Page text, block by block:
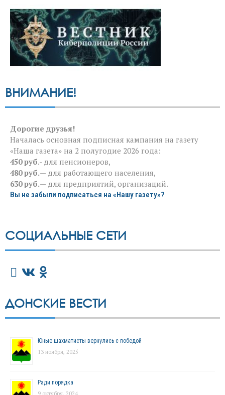
ВНИМАНИЕ!
Дорогие друзья!
Началась основная подписная кампания на газету
«Наша газета» на 2 полугодие 2026 года:
450 руб.- для пенсионеров,
480 руб.— для работающего населения,
630 руб.— для предприятий, организаций.
Вы не забыли подписаться на «Нашу газету»?
СОЦИАЛЬНЫЕ СЕТИ
ДОНСКИЕ ВЕСТИ
Юные шахматисты вернулись с победой
13 ноября, 2025
Ради порядка
9 октября, 2024